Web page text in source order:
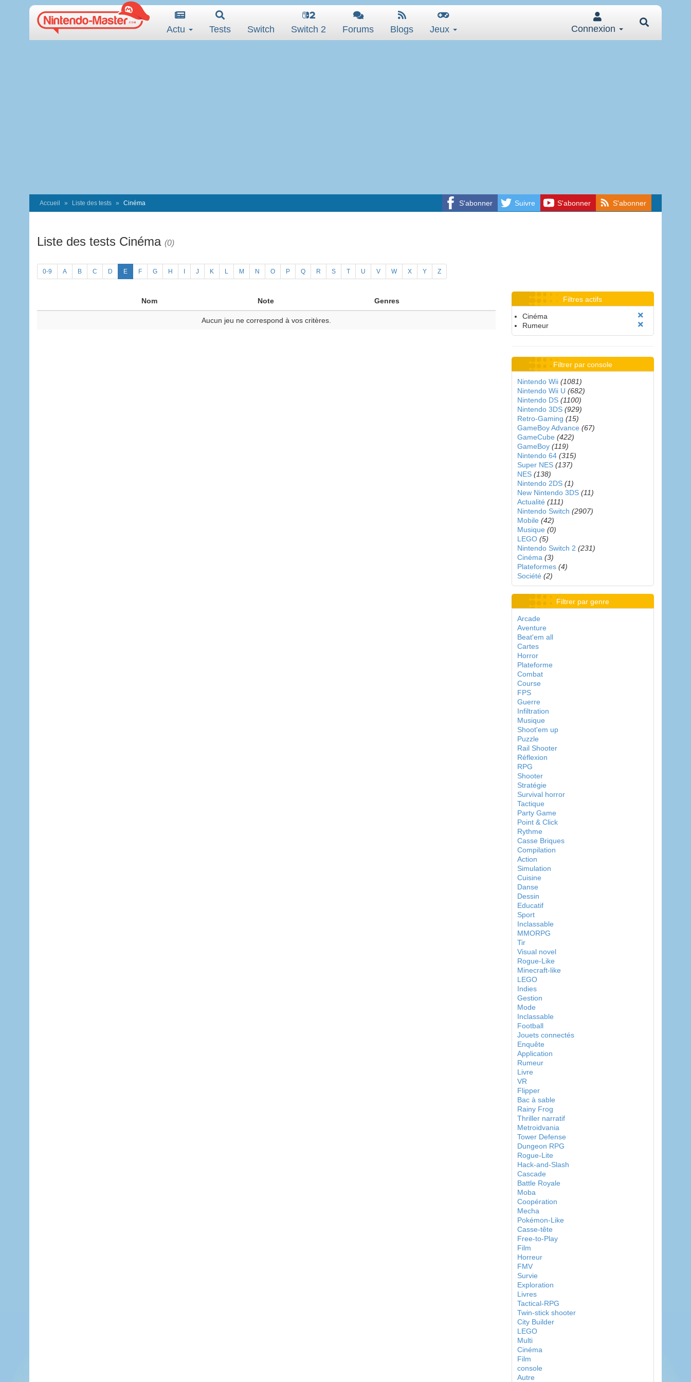
Actu Tests Switch Switch 2 Forums Blogs Jeux Connexion
S'abonner Suivre S'abonner S'abonner
Accueil Liste des tests Cinéma
Liste des tests Cinéma (0)
0-9 A B C D E F G H J K L M N O P Q R S T U V W X Y Z
Nom Note Genres
Aucun jeu ne correspond à vos critères.
Filtres actifs
Cinéma
Rumeur
Filtrer par console
Nintendo Wii (1081)
Nintendo Wii U (682)
Nintendo DS (1100)
Nintendo 3DS (929)
Retro-Gaming (15)
GameBoy Advance (67)
GameCube (422)
GameBoy (119)
Nintendo 64 (315)
Super NES (137)
NES (138)
Nintendo 2DS (1)
New Nintendo 3DS (11)
Actualité (111)
Nintendo Switch (2907)
Mobile (42)
Musique (0)
LEGO (5)
Nintendo Switch 2 (231)
Cinéma (3)
Plateformes (4)
Société (2)
Filtrer par genre
Arcade
Aventure
Beat'em all
Cartes
Horror
Plateforme
Combat
Course
FPS
Guerre
Infiltration
Musique
Shoot'em up
Puzzle
Rail Shooter
Réflexion
RPG
Shooter
Stratégie
Survival horror
Tactique
Party Game
Point & Click
Rythme
Casse Briques
Compilation
Action
Simulation
Cuisine
Danse
Dessin
Educatif
Sport
Inclassable
MMORPG
Tir
Visual novel
Rogue-Like
Minecraft-like
LEGO
Indies
Gestion
Mode
Inclassable
Football
Jouets connectés
Enquête
Application
Rumeur
Livre
VR
Flipper
Bac à sable
Rainy Frog
Thriller narratif
Metroidvania
Tower Defense
Dungeon RPG
Rogue-Lite
Hack-and-Slash
Cascade
Battle Royale
Moba
Coopération
Mecha
Pokémon-Like
Casse-tête
Free-to-Play
Film
Horreur
FMV
Survie
Exploration
Livres
Tactical-RPG
Twin-stick shooter
City Builder
LEGO
Multi
Cinéma
Film
console
Autre